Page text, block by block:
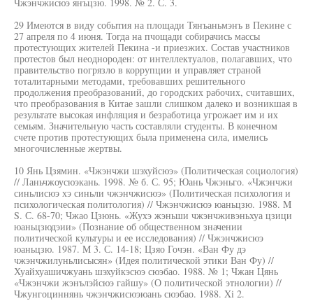
29 Имеются в виду события на площади Тянъаньмэнъ в Пекине с
27 апреля по 4 июня. Тогда на пчощади собирачись массы
протестующих жителей Пекина -и приезжих. Состав участников
протестов был неоднороден: от интеллектуалов, полагавших, что
правительство погрязло в коррупции и управляет страной
тоталитарными методами, требовавших решительного
продолжения преобразований, до городских рабочих, считавших,
что преобразования в Китае зашли слишком далеко и возникшая в
результате высокая инфляция и безработица угрожает им и их
семьям. Значительную часть составляли студенты. В конечном
счете против протестующих была применена сила, имелись
многочисленные жертвы.
10 Янь Цзямин. «Чжэнчжи шэхуйсюэ» (Политическая социология)
// Ланьчжоусюэкань. 1998. № б. С. 95; Юань Чжэньго. «Чжэнчжи
синьлисюэ хэ синьли чжэнчжисюэ» (Политическая психология и
психологическая политология) // Чжэнчжисюэ юаньцзю. 1988. M
S. С. 68-70; Чжао Цзюнь. «Жухэ жэньши чжэнчживэньхуа цзици
юаньцзюдэии» (Познание об общественном значении
политической культуры и ее исследования) // Чжэнчжисюэ
юаньцзю. 1987. M 3. С. 14-18; Цзяо Гочэн. «Ван Фу дэ
чжэнчжилуньлисысян» (Идея политической этики Ван Фу) //
Хуайхуашичжуань шэхуйкэсюэ сюэбао. 1988. № 1; Чжан Цянь
«Чжэнчжи жэнълэйсюэ гайшу» (О политической этнологии) //
Чжунгоциннянь чжэнчжисюэюань сюэбао. 1988. Xi 2.